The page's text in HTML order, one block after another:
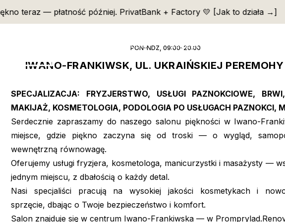
teraz — płatność później. PrivatBank + Factory 💛 [Jak to działa →]
SALONY USŁUGI
PON–NDZ, 09:00–20:00
IWANO-FRANKIWSK, UL. UKRAIŃSKIEJ
SPECJALIZACJA: FRYZJERSTWO, USŁUGI PAZNOKCIOWE,
MAKIJAŻ, KOSMETOLOGIA, PODOLOGIA PO USŁUGACH PAZNOKCI,
Serdecznie zapraszamy do naszego salonu piękności w Iwano-
miejsce, gdzie piękno zaczyna się od troski — o wygląd,
wewnętrzną równowagę.
Oferujemy usługi fryzjera, kosmetologa, manicurzystki i masażysty —
jednym miejscu, z dbałością o każdy detal.
Nasi specjaliści pracują na wysokiej jakości kosmetykach i
sprzęcie, dbając o Twoje bezpieczeństwo i komfort.
Salon znajduje się w centrum Iwano-Frankiwska — w